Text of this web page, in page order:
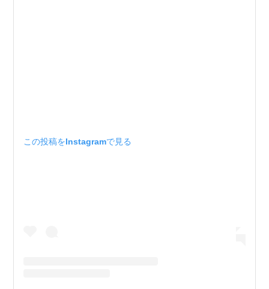
この投稿をInstagramで見る